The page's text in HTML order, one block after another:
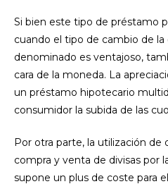
Si bien este tipo de préstamo
cuando el tipo de cambio de la
denominado es ventajoso,
cara de la moneda. La
un préstamo hipotecario
consumidor la subida de las
Por otra parte, la utilización de
compra y venta de divisas por
supone un plus de coste para